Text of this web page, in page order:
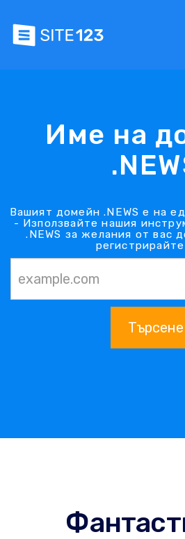
Име на
Вашият домейн .NEWS е на
- Използвайте нашия
.NEWS за желания от вас
регистрирайте
Търсене